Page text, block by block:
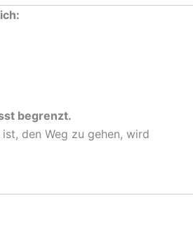
begrenzt.
den Weg zu gehen, wird